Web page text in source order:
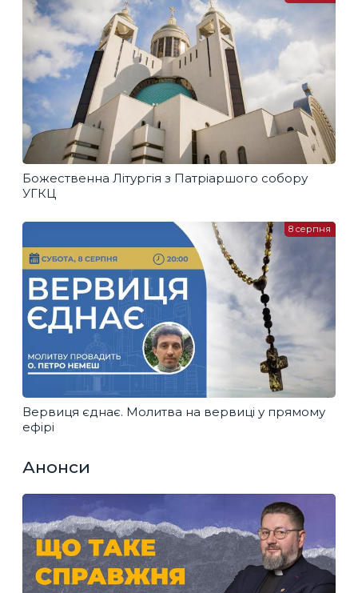
Божественна Літургія з Патріаршого собору
УГКЦ
Вервиця єднає. Молитва на вервиці у прямому
ефірі
8 серпня
Анонси